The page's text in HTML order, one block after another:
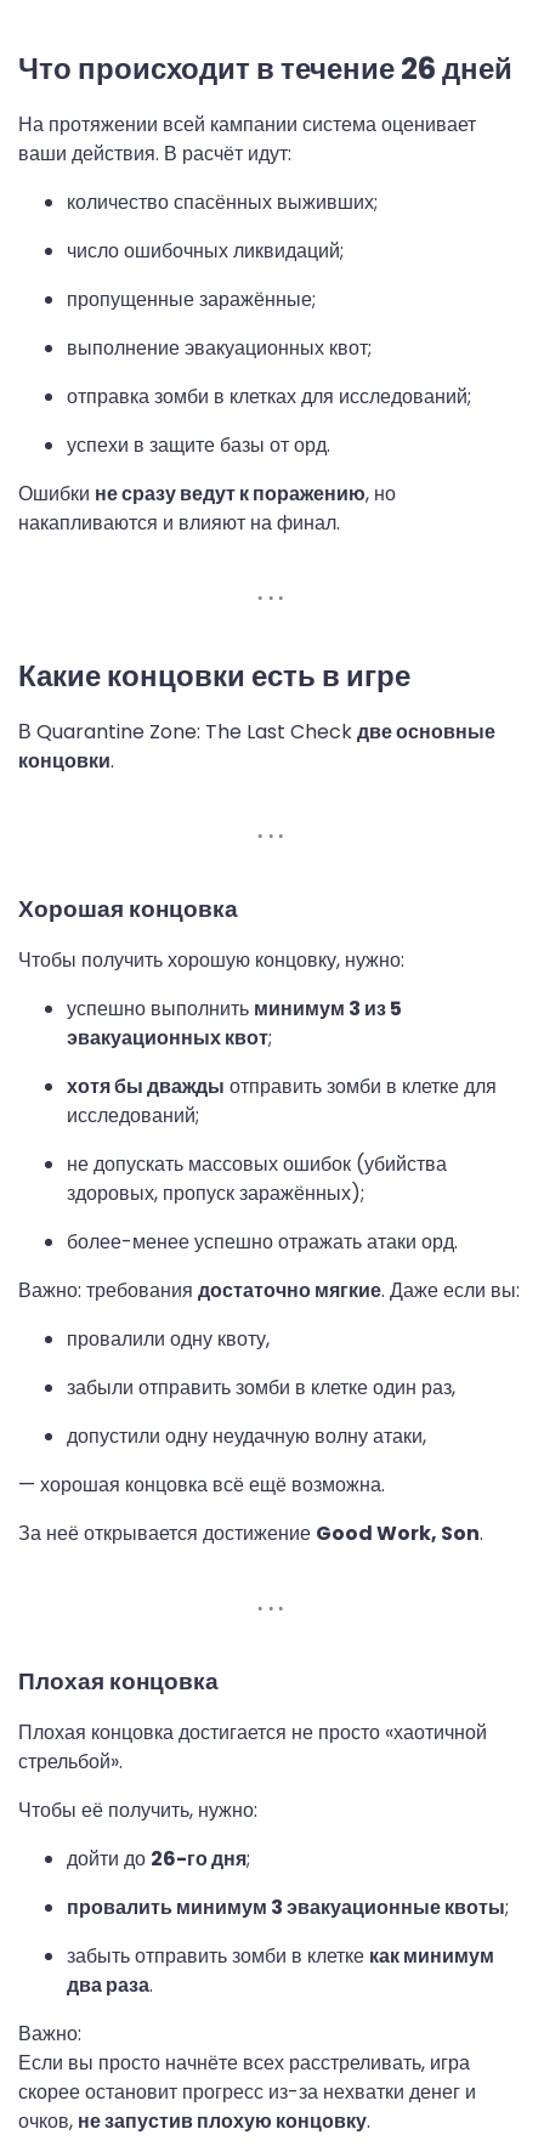
Что происходит в течение 26 дней
На протяжении всей кампании система оценивает
ваши действия. В расчёт идут:
количество спасённых выживших;
число ошибочных ликвидаций;
пропущенные заражённые;
выполнение эвакуационных квот;
отправка зомби в клетках для исследований;
успехи в защите базы от орд.
Ошибки не сразу ведут к поражению, но
накапливаются и влияют на финал.
Какие концовки есть в игре
В Quarantine Zone: The Last Checkдве основные
концовки.
Хорошая концовка
Чтобы получить хорошую концовку, нужно:
успешно выполнить минимум 3 из 5
эвакуационных квот;
хотя бы дважды отправить зомби в клетке для
исследований;
не допускать массовых ошибок (убийства
здоровых, пропуск заражённых);
более-менее успешно отражать атаки орд.
Важно: требования достаточно мягкие. Даже если вы:
провалили одну квоту,
забыли отправить зомби в клетке один раз,
допустили одну неудачную волну атаки,
— хорошая концовка всё ещё возможна.
За неё открывается достижение Good Work, Son.
Плохая концовка
Плохая концовка достигается не просто «хаотичной
стрельбой».
Чтобы её получить, нужно:
дойти до 26-го дня;
провалить минимум 3 эвакуационные квоты;
забыть отправить зомби в клетке как минимум
два раза.
Важно:
Если вы просто начнёте всех расстреливать, игра
скорее остановит прогресс из-за нехватки денег и
очков, не запустив плохую концовку.